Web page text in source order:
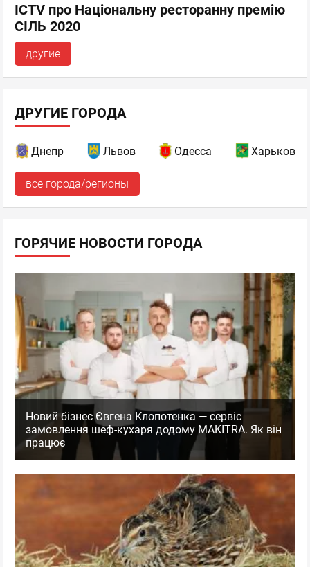
ICTV про Національну ресторанну премію
СІЛЬ 2020
другие
ДРУГИЕ ГОРОДА
Днепр Львов Одесса Харьков
все города/регионы
ГОРЯЧИЕ НОВОСТИ ГОРОДА
Новий бізнес Євгена Клопотенка — сервіс
замовлення шеф-кухаря додому MAKITRA. Як він
працює